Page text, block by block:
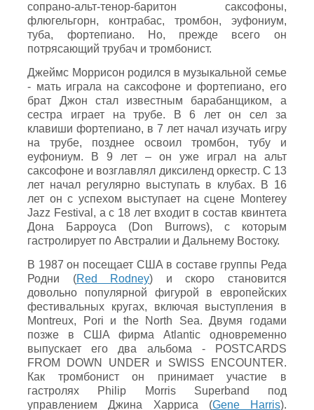
сопрано-альт-тенор-баритон саксофоны,
флюгельгорн, контрабас, тромбон, эуфониум,
туба, фортепиано. Но, прежде всего он
потрясающий трубач и тромбонист.
Джеймс Моррисон родился в музыкальной семье
- мать играла на саксофоне и фортепиано, его
брат Джон стал известным барабанщиком, а
сестра играет на трубе. В 6 лет он сел за
клавиши фортепиано, в 7 лет начал изучать игру
на трубе, позднее освоил тромбон, тубу и
еуфониум. В 9 лет – он уже играл на альт
саксофоне и возглавлял диксиленд оркестр. С 13
лет начал регулярно выступать в клубах. В 16
лет он с успехом выступает на сцене Monterey
Jazz Festival, а с 18 лет входит в состав квинтета
Дона Барроуса (Don Burrows), с которым
гастролирует по Австралии и Дальнему Востоку.
В 1987 он посещает США в составе группы Реда
Родни (Red Rodney) и скоро становится
довольно популярной фигурой в европейских
фестивальных кругах, включая выступления в
Montreux, Pori и the North Sea. Двумя годами
позже в США фирма Atlantic одновременно
выпускает его два альбома - POSTCARDS
FROM DOWN UNDER и SWISS ENCOUNTER.
Как тромбонист он принимает участие в
гастролях Philip Morris Superband под
управлением Джина Харриса (Gene Harris).